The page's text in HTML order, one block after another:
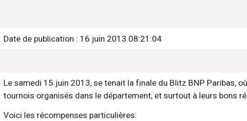
Date de publication : 16 juin 2013 08:21:04
Le samedi 15 juin 2013, se tenait la finale du Blitz BNP Paribas,
tournois organisés dans le département, et surtout à leurs bons
Voici les récompenses particulières: